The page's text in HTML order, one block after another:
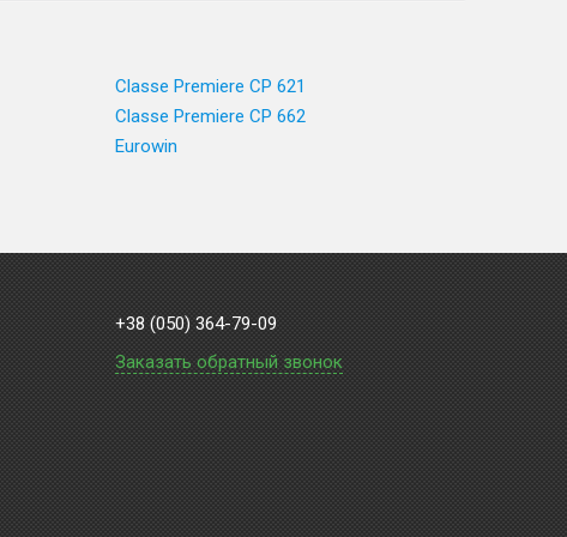
Classe Premiere CP 621
Classe Premiere CP 662
Eurowin
+38 (050) 364-79-09
Заказать обратный звонок